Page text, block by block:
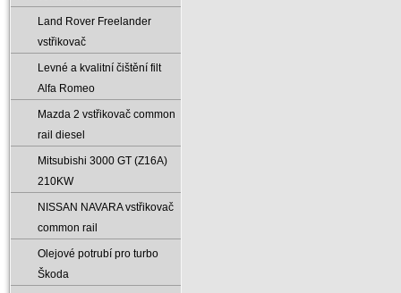
Land Rover Freelander
vstřikovač
Levné a kvalitní čištění filt
Alfa Romeo
Mazda 2 vstřikovač common
rail diesel
Mitsubishi 3000 GT (Z16A)
210KW
NISSAN NAVARA vstřikovač
common rail
Olejové potrubí pro turbo
Škoda